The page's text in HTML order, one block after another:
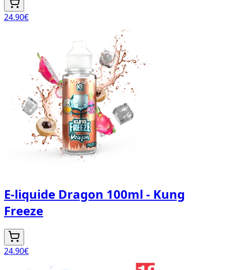
24.90€
E-liquide Dragon 100ml - Kung
Freeze
24.90€